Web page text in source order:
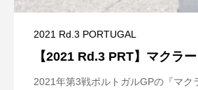
2021 Rd.3 PORTUGAL
【2021 Rd.3 PRT】マクラ
2021年第3戦ポルトガルGPの『マク